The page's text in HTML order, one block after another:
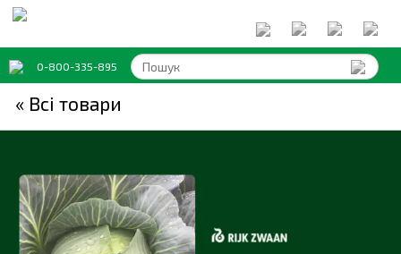
0-800-335-895
« Всi товари